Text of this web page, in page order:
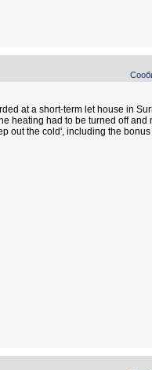
at a short-term let house in
heating had to be turned off and
out the cold', including the